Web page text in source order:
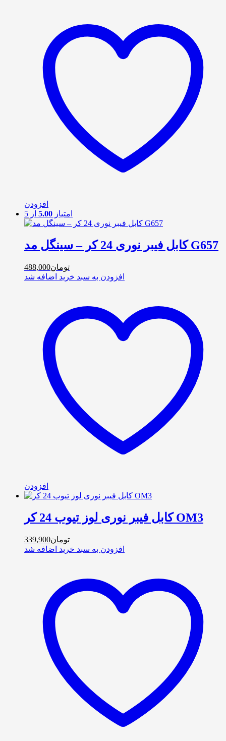
افزودن
امتیاز 5.00 از 5
کابل فیبر نوری 24 کر – سینگل مد G657
تومان488,000
افزودن به سبد خرید اضافه شد
افزودن
کابل فیبر نوری لوز تیوب 24 کر OM3
تومان339,900
افزودن به سبد خرید اضافه شد